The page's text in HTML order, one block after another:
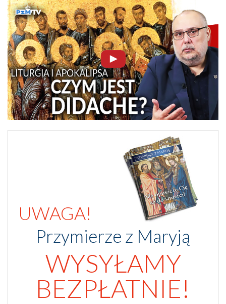
UWAGA!
Przymierze z Maryją
WYSYŁAMY
BEZPŁATNIE!